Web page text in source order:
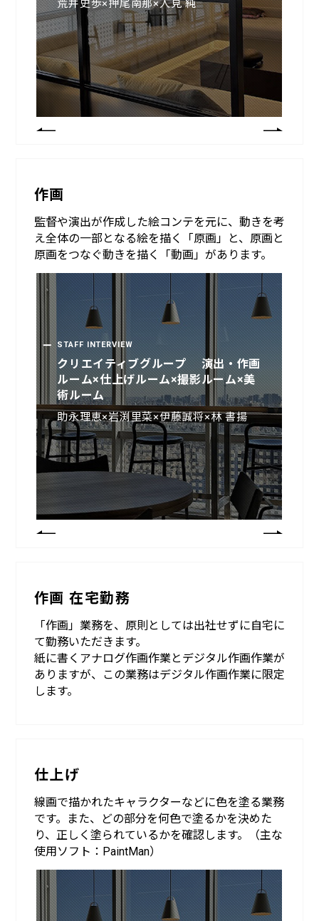
小泉賢大
荒井史歩×押尾南那×人見 純
作画
監督や演出が作成した絵コンテを元に、動きを考
え全体の一部となる絵を描く「原画」と、原画と
原画をつなぐ動きを描く「動画」があります。
STAFF INTERVIEW
クリエイティブ事業部 演出・作画ル
ーム 顧問
田中将賀
STAFF INTERVIEW
クリエイティブグループ 演出・作画
ルーム×仕上げルーム×撮影ルーム×美
術ルーム
助永理恵×岩渕里菜×伊藤誠将×林 書揚
作画 在宅勤務
「作画」業務を、原則としては出社せずに自宅に
て勤務いただきます。
紙に書くアナログ作画作業とデジタル作画作業が
ありますが、この業務はデジタル作画作業に限定
します。
仕上げ
線画で描かれたキャラクターなどに色を塗る業務
です。また、どの部分を何色で塗るかを決めた
り、正しく塗られているかを確認します。（主な
使用ソフト：PaintMan）